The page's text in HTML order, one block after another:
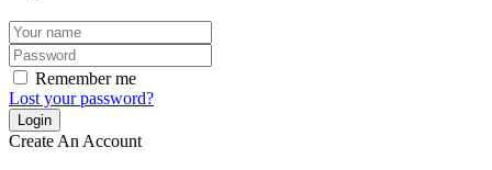
Remember me
Lost your password?
Create An Account